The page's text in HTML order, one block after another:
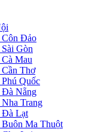
Đảo
Gòn
Mau
Thơ
Quốc
Nẵng
Trang
Lạt
Ma Thuột